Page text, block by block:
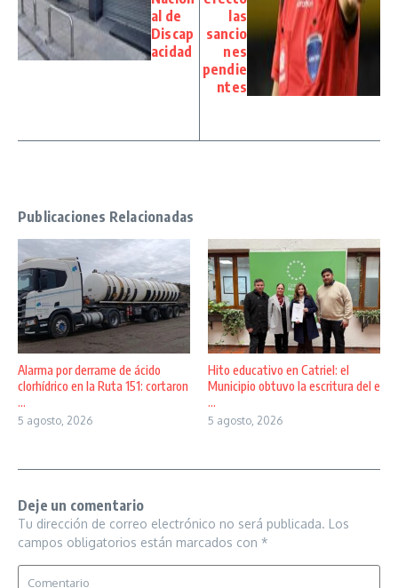
al de
Discap
acidad
las
sancio
nes
pendie
ntes
Publicaciones Relacionadas
Alarma por derrame de ácido
clorhídrico en la Ruta 151: cortaron
...
5 agosto, 2026
Hito educativo en Catriel: el
Municipio obtuvo la escritura del e
...
5 agosto, 2026
Deje un comentario
Tu dirección de correo electrónico no será publicada. Los
campos obligatorios están marcados con *